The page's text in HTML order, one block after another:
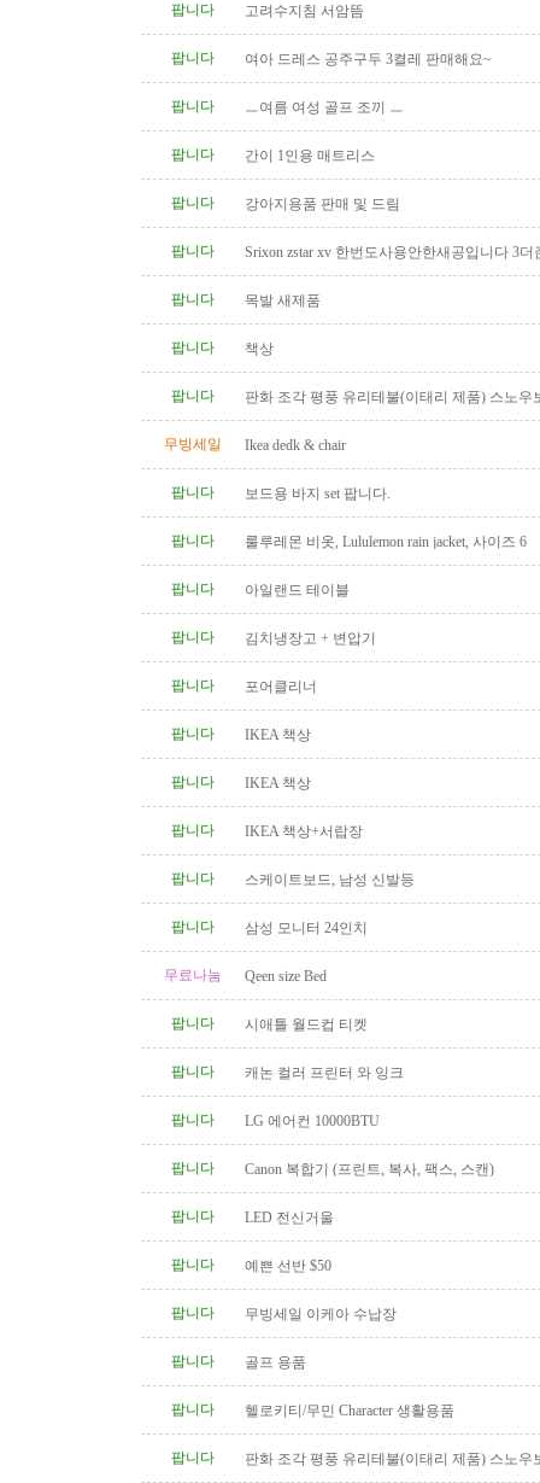
팝니다 고려수지침 서암뜸
팝니다 여아 드레스 공주구두 3켤레 판매해요~
팝니다 ㅡ여름 여성 골프 조끼 ㅡ
팝니다 간이 1인용 매트리스
팝니다 강아지용품 판매 및 드림
팝니다 Srixon zstar xv 한번도사용안한새공입니다 3더
팝니다 목발 새제품
팝니다 책상
팝니다
판화 조각 평풍 유리테불(이태리 제품) 스노우
무빙세일
Ikea dedk & chair
팝니다 보드용 바지 set 팝니다.
팝니다 룰루레몬 비옷, Lululemon rain jacket, 사이즈 6
팝니다 아일랜드 테이블
팝니다 김치냉장고 + 변압기
팝니다 포어클리너
팝니다 IKEA 책상
팝니다 IKEA 책상
팝니다 IKEA 책상+서랍장
팝니다 스케이트보드, 남성 신발등
팝니다 삼성 모니터 24인치
무료나눔 Qeen size Bed
팝니다 시애틀 월드컵 티켓
팝니다 캐논 컬러 프린터 와 잉크
팝니다 LG 에어컨 10000BTU
팝니다 Canon 복합기 (프린트, 복사, 팩스, 스캔)
팝니다 LED 전신거울
팝니다 예쁜 선반 $50
팝니다 무빙세일 이케아 수납장
팝니다 골프 용품
팝니다 헬로키티/무민 Character 생활용품
팝니다
판화 조각 평풍 유리테불(이태리 제품) 스노우